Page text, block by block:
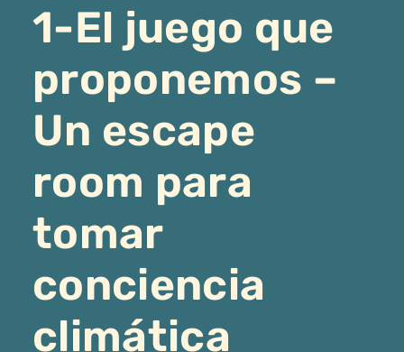
1-El juego que
proponemos –
Un escape
room para
tomar
conciencia
climática